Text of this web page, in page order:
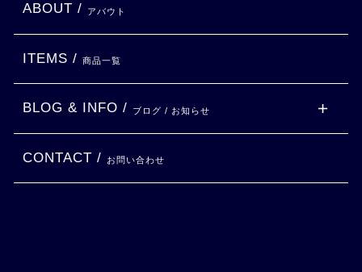
ABOUT / アバウト
ITEMS / 商品一覧
BLOG & INFO / ブログ / お知らせ
CONTACT / お問い合わせ